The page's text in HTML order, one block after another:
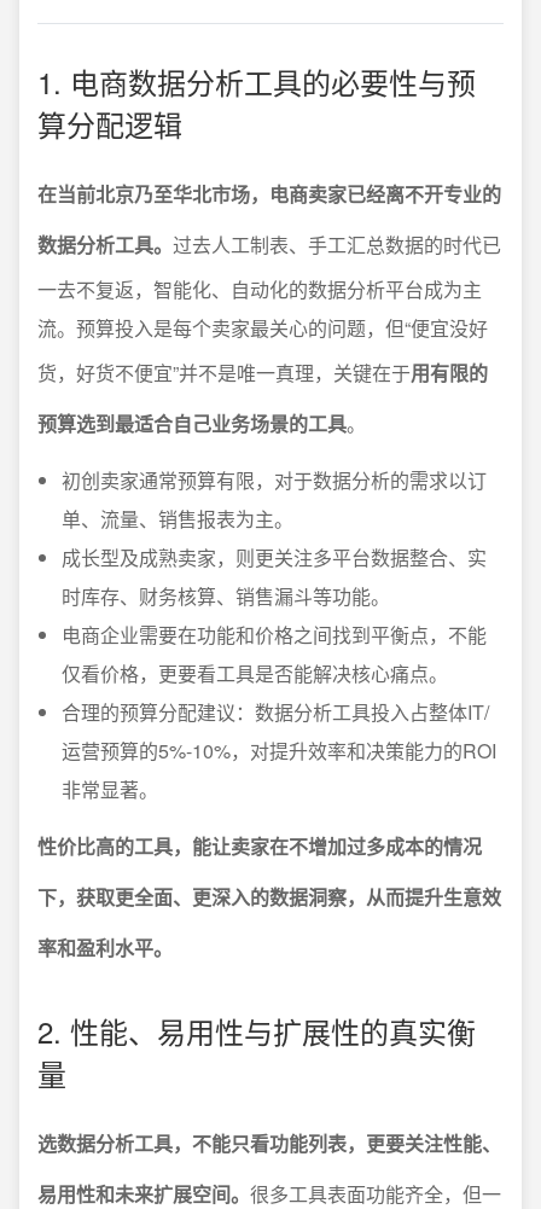
1. 电商数据分析工具的必要性与预
算分配逻辑
在当前北京乃至华北市场，电商卖家已经离不开专业的
数据分析工具。 过去人工制表、手工汇总数据的时代已
一去不复返，智能化、自动化的数据分析平台成为主
流。预算投入是每个卖家最关心的问题，但“便宜没好
货，好货不便宜”并不是唯一真理，关键在于用有限的
预算选到最适合自己业务场景的工具。
初创卖家通常预算有限，对于数据分析的需求以订
单、流量、销售报表为主。
成长型及成熟卖家，则更关注多平台数据整合、实
时库存、财务核算、销售漏斗等功能。
电商企业需要在功能和价格之间找到平衡点，不能
仅看价格，更要看工具是否能解决核心痛点。
合理的预算分配建议：数据分析工具投入占整体IT/
运营预算的5%-10%，对提升效率和决策能力的ROI
非常显著。
性价比高的工具，能让卖家在不增加过多成本的情况
下，获取更全面、更深入的数据洞察，从而提升生意效
率和盈利水平。
2. 性能、易用性与扩展性的真实衡
量
选数据分析工具，不能只看功能列表，更要关注性能、
易用性和未来扩展空间。 很多工具表面功能齐全，但一